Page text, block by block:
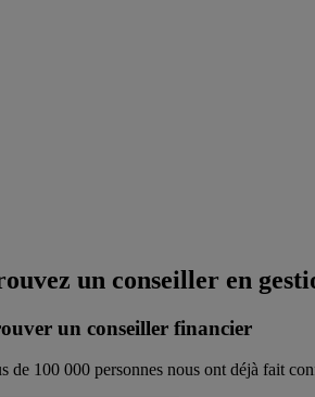
un conseiller en
un conseiller financier
de 100 000 personnes nous ont déjà fait